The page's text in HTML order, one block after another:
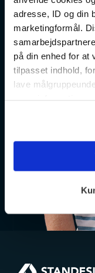
adresse, ID og din
marketingformål.
på din enhed for at
tilpasset indhold,
lave
annoncer, til at
for sociale medier,